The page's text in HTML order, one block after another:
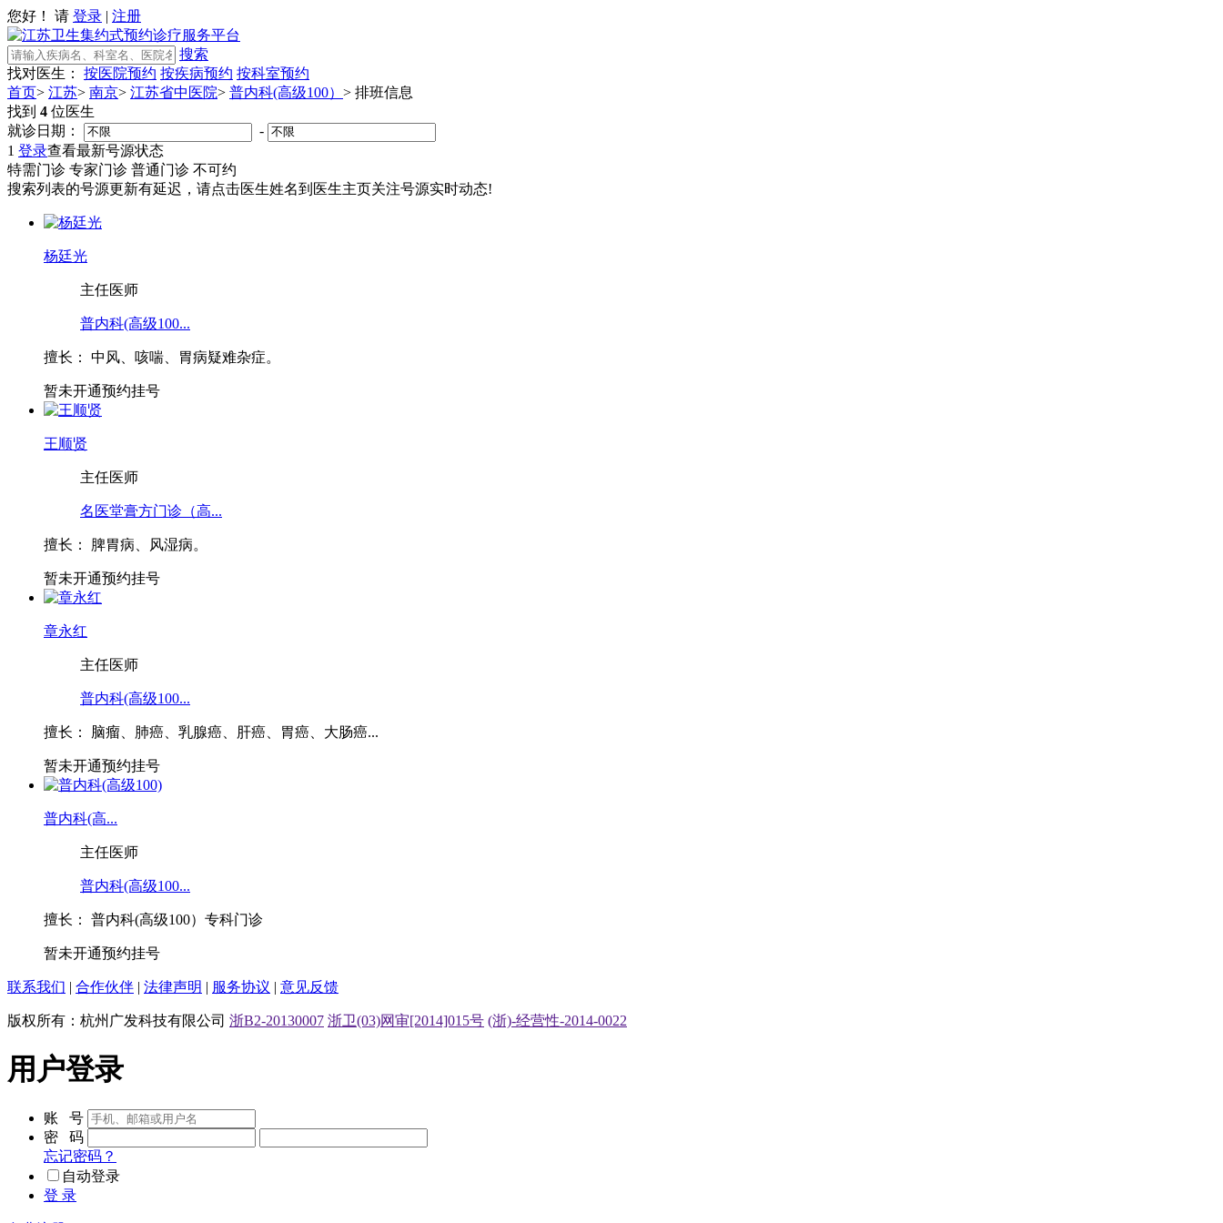
您好！ 请 登录 | 注册
搜索
找对医生：
按医院预约 按疾病预约 按科室预约
首页> 江苏> 南京> 江苏省中医院> 普内科(高级100） > 排班信息
找到 4 位医生
就诊日期：
-
1 登录查看最新号源状态
特需门诊 专家门诊 普通门诊 不可约
搜索列表的号源更新有延迟，请点击医生姓名到医生主页关注号源实时动态!
杨廷光
主任医师
普内科(高级100...
擅长： 中风、咳喘、胃病疑难杂症。
暂未开通预约挂号
王顺贤
主任医师
名医堂膏方门诊（高...
擅长： 脾胃病、风湿病。
暂未开通预约挂号
章永红
主任医师
普内科(高级100...
擅长： 脑瘤、肺癌、乳腺癌、肝癌、胃癌、大肠癌...
暂未开通预约挂号
普内科(高...
主任医师
普内科(高级100...
擅长： 普内科(高级100）专科门诊
暂未开通预约挂号
联系我们 法律声明 服务协议
版权所有：杭州广发科技有限公司 浙卫(03)网审[2014]015号 (浙)-经营性-2014-0022
用户登录
密 码
忘记密码？
自动登录
登 录
免费注册